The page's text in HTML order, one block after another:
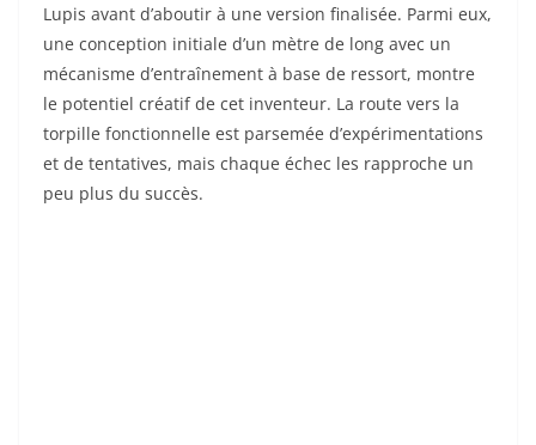
Lupis avant d’aboutir à une version finalisée. Parmi eux,
une conception initiale d’un mètre de long avec un
mécanisme d’entraînement à base de ressort, montre
le potentiel créatif de cet inventeur. La route vers la
torpille fonctionnelle est parsemée d’expérimentations
et de tentatives, mais chaque échec les rapproche un
peu plus du succès.